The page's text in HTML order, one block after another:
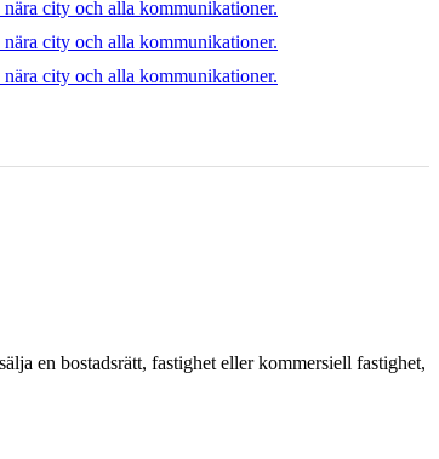
en bostadsrätt, fastighet eller kommersiell fastighet,